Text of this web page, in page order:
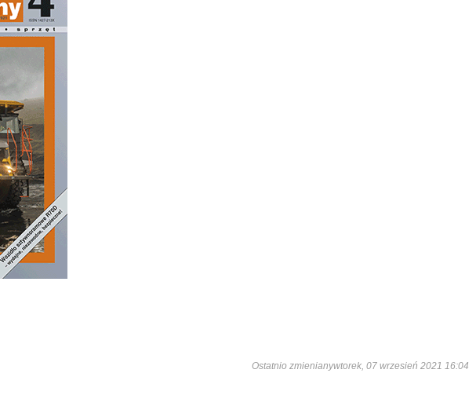
Ostatnio zmienianywtorek, 07 wrzesień 2021 16:04